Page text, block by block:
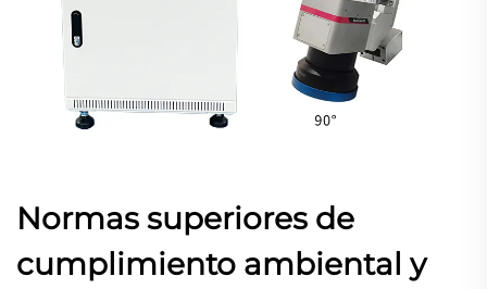
Normas superiores de
cumplimiento ambiental y